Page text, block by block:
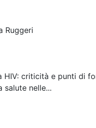
Ruggeri
criticità e punti di
salute nelle...